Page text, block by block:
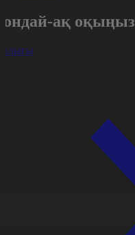
ақ оқыңыз